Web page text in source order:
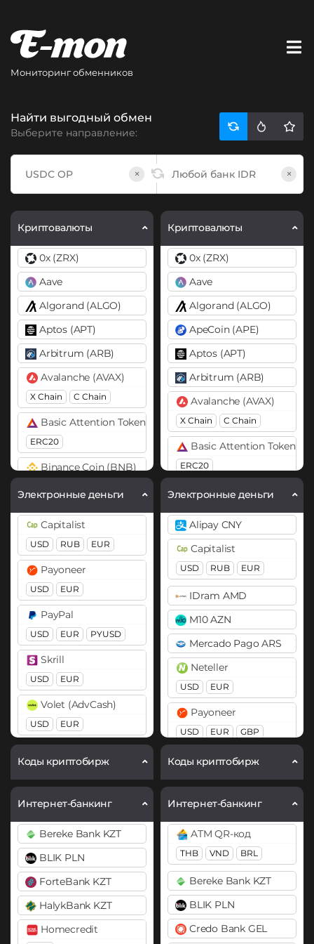
Мониторинг обменников
Найти выгодный обмен
Выберите направление:
× ×
Криптовалюты
0x (ZRX)
Aave
Algorand (ALGO)
Aptos (APT)
Arbitrum (ARB)
Avalanche (AVAX)
X Chain C Chain
Basic Attention Token (BAT)
ERC20
Binance Coin (BNB)
Bitcoin (BTC)
BTC BEP20
ARB
AVAXC
Bitcoin Cash (BCH)
Bitcoin SV (BSV)
BitTorrent (BTT)
Cardano (ADA)
Chainlink (LINK)
ERC20
Cosmos (ATOM)
Cronos (CRO)
DAI
ERC20
DASH
Decentraland (MANA)
Dogecoin (DOGE)
DOGE
Polkadot (DOT)
DOT
Электронные деньги
Capitalist
USD RUB EUR
Payoneer
USD EUR
PayPal
USD EUR PYUSD
Skrill
USD EUR
Volet (AdvCash)
USD EUR
USD
ЮMoney RUB
Коды криптобирж
Интернет-банкинг
Bereke Bank KZT
BLIK PLN
ForteBank KZT
HalykBank KZT
Homecredit
Криптовалюты
0x (ZRX)
Aave
Algorand (ALGO)
ApeCoin (APE)
Aptos (APT)
Arbitrum (ARB)
Avalanche (AVAX)
X Chain C Chain
Basic Attention Token
ERC20
Binance Coin (BNB)
BEP20 BEP2
Bitcoin (BTC)
BTC BEP20
ARB
AVAXC
Bitcoin Cash (BCH)
Bitcoin SV (BSV)
BitTorrent (BTT)
Cardano (ADA)
Chainlink (LINK)
BEP20 ERC20
Compound (COMP)
Cosmos (ATOM)
Cronos (CRO)
ERC20
DASH
Decentraland (MANA)
Dogecoin (DOGE)
DOGE
Электронные деньги
Alipay CNY
Capitalist
USD RUB EUR
IDram AMD
M10 AZN
Mercado Pago ARS
Neteller
USD EUR
Payoneer
USD EUR GBP
PayPal
PaySera
USD EUR
Paytm INR
Pix BRL
Revolut
EUR USD GBP
Коды криптобирж
Интернет-банкинг
ATM QR-код
THB VND BRL
Bereke Bank KZT
BLIK PLN
Credo Bank GEL